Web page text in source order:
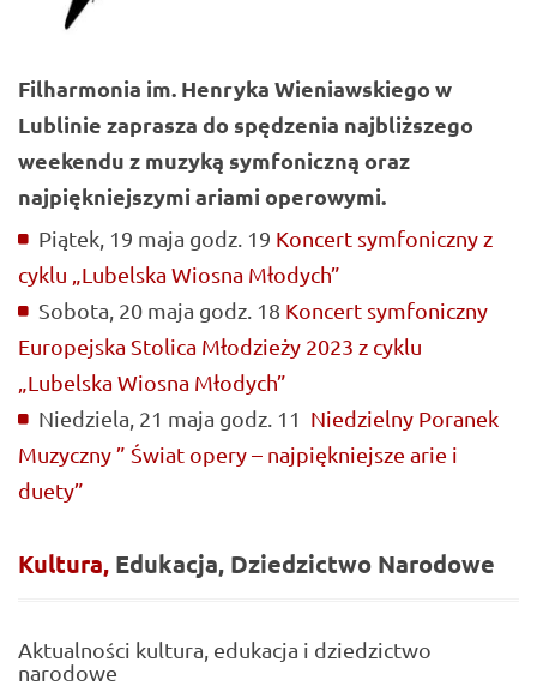
Filharmonia im. Henryka Wieniawskiego w
Lublinie zaprasza do spędzenia najbliższego
weekendu z muzyką symfoniczną oraz
najpiękniejszymi ariami operowymi.
Piątek, 19 maja godz. 19 Koncert symfoniczny z
cyklu „Lubelska Wiosna Młodych”
Sobota, 20 maja godz. 18 Koncert symfoniczny
Europejska Stolica Młodzieży 2023 z cyklu
„Lubelska Wiosna Młodych”
Niedziela, 21 maja godz. 11 Niedzielny Poranek
Muzyczny ” Świat opery – najpiękniejsze arie i
duety”
Kultura, Edukacja, Dziedzictwo Narodowe
Aktualności kultura, edukacja i dziedzictwo
narodowe